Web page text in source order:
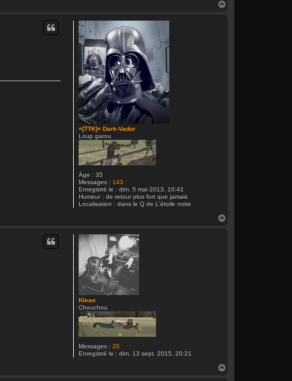
=[TTK]= Dark-Vador
Loup garou
Âge : 35
Messages : 143
Enregistré le : dim. 5 mai 2013, 10:41
Humeur : de retour plus fort que jamais
Localisation : dans le Q de L'étoile noire
Klean
Chouchou
Messages : 20
Enregistré le : dim. 13 sept. 2015, 20:21